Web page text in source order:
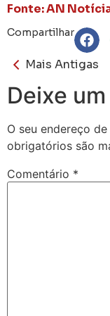
Fonte: AN
Compartilhar
Mais Antigas
Deixe
O seu endereço
obrigatórios são
Comentário *